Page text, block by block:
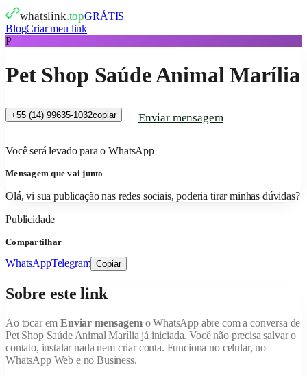
whatslink.topGRÁTIS
BlogCriar meu link
P
Pet Shop Saúde Animal Marília
+55 (14) 99635-1032copiar Enviar mensagem
Você será levado para o WhatsApp
Mensagem que vai junto
Olá, vi sua publicação nas redes sociais, poderia tirar minhas dúvidas?
Publicidade
Compartilhar
WhatsAppTelegram Copiar
Sobre este link
Ao tocar emEnviar mensagem o WhatsApp abre com a conversa de
Pet Shop Saúde Animal Marília já iniciada. Você não precisa salvar o
contato, instalar nada nem criar conta. Funciona no celular, no
WhatsApp Web e no Business.